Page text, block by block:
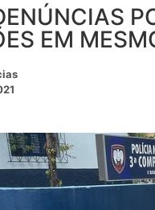
EM